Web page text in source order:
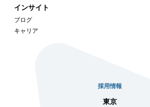
インサイト
ブログ
キャリア
採用情報
東京